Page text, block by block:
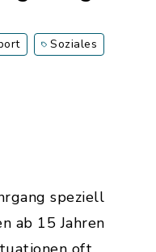
Soziales
speziell
ab 15 Jahren